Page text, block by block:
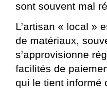
sont souvent mal
L’artisan « local »
de matériaux,
s’approvisionne
facilités de
qui le tient informé